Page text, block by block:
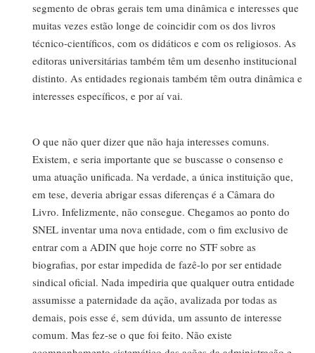
segmento de obras gerais tem uma dinâmica e interesses que
muitas vezes estão longe de coincidir com os dos livros
técnico-científicos, com os didáticos e com os religiosos. As
editoras universitárias também têm um desenho institucional
distinto. As entidades regionais também têm outra dinâmica e
interesses específicos, e por aí vai.
O que não quer dizer que não haja interesses comuns.
Existem, e seria importante que se buscasse o consenso e
uma atuação unificada. Na verdade, a única instituição que,
em tese, deveria abrigar essas diferenças é a Câmara do
Livro. Infelizmente, não consegue. Chegamos ao ponto do
SNEL inventar uma nova entidade, com o fim exclusivo de
entrar com a ADIN que hoje corre no STF sobre as
biografias, por estar impedida de fazê-lo por ser entidade
sindical oficial. Nada impediria que qualquer outra entidade
assumisse a paternidade da ação, avalizada por todas as
demais, pois esse é, sem dúvida, um assunto de interesse
comum. Mas fez-se o que foi feito. Não existe